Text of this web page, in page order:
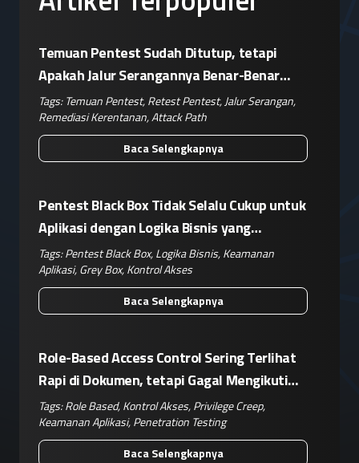
Temuan Pentest Sudah Ditutup, tetapi
Apakah Jalur Serangannya Benar-Benar
Terputus?
Tags: Temuan Pentest,Retest Pentest,Jalur Serangan,
Remediasi Kerentanan,Attack Path
Baca Selengkapnya
Pentest Black Box Tidak Selalu Cukup untuk
Aplikasi dengan Logika Bisnis yang
Kompleks
Tags:Pentest Black Box,Logika Bisnis,Keamanan
Aplikasi,Grey Box,Kontrol Akses
Baca Selengkapnya
Role-Based Access Control Sering Terlihat
Rapi di Dokumen, tetapi Gagal Mengikuti
Operasional Nyata
Tags:Role Based,Kontrol Akses,Privilege Creep,
Keamanan Aplikasi,Penetration Testing
Baca Selengkapnya